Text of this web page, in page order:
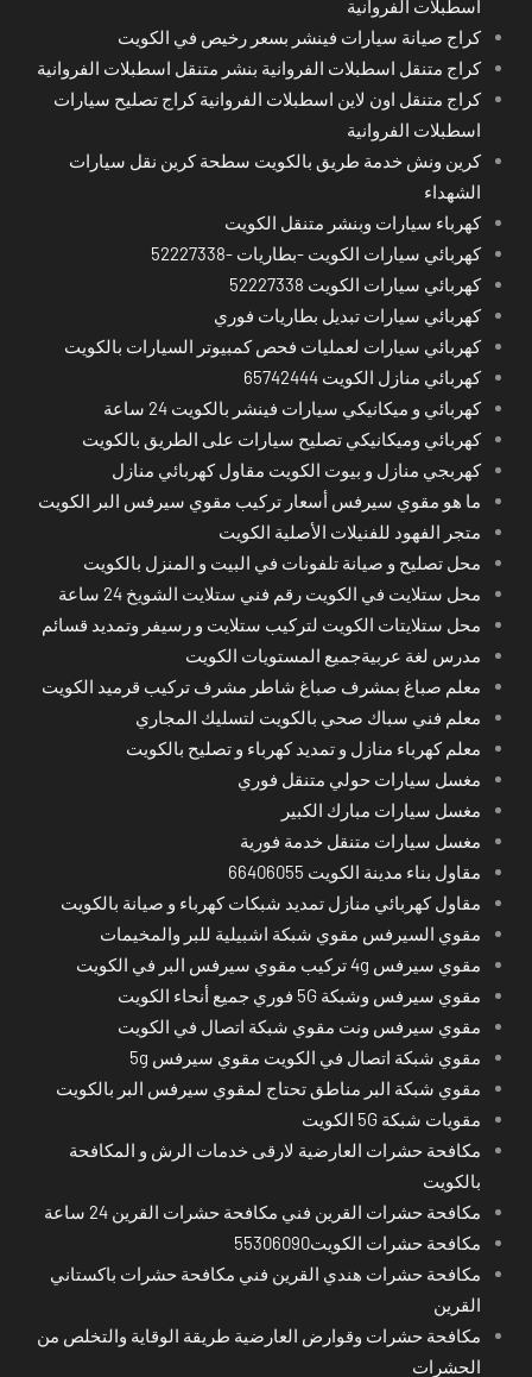
اسطبلات الفروانية
كراج صيانة سيارات فينشر بسعر رخيص في الكويت
كراج متنقل اسطبلات الفروانية بنشر متنقل اسطبلات الفروانية
كراج متنقل اون لاين اسطبلات الفروانية كراج تصليح سيارات
اسطبلات الفروانية
كرين ونش خدمة طريق بالكويت سطحة كرين نقل سيارات
الشهداء
كهرباء سيارات وبنشر متنقل الكويت
كهربائي سيارات الكويت -بطاريات -52227338
كهربائي سيارات الكويت 52227338
كهربائي سيارات تبديل بطاريات فوري
كهربائي سيارات لعمليات فحص كمبيوتر السيارات بالكويت
كهربائي منازل الكويت 65742444
كهربائي و ميكانيكي سيارات فينشر بالكويت 24 ساعة
كهربائي وميكانيكي تصليح سيارات على الطريق بالكويت
كهربجي منازل و بيوت الكويت مقاول كهربائي منازل
ما هو مقوي سيرفس أسعار تركيب مقوي سيرفس البر الكويت
متجر الفهود للفنيلات الأصلية الكويت
محل تصليح و صيانة تلفونات في البيت و المنزل بالكويت
محل ستلايت في الكويت رقم فني ستلايت الشويخ 24 ساعة
محل ستلايتات الكويت لتركيب ستلايت و رسيفر وتمديد قسائم
مدرس لغة عربيةجميع المستويات الكويت
معلم صباغ بمشرف صباغ شاطر مشرف تركيب قرميد الكويت
معلم فني سباك صحي بالكويت لتسليك المجاري
معلم كهرباء منازل و تمديد كهرباء و تصليح بالكويت
مغسل سيارات حولي متنقل فوري
مغسل سيارات مبارك الكبير
مغسل سيارات متنقل خدمة فورية
مقاول بناء مدينة الكويت 66406055
مقاول كهربائي منازل تمديد شبكات كهرباء و صيانة بالكويت
مقوي السيرفس مقوي شبكة اشبيلية للبر والمخيمات
مقوي سيرفس 4g تركيب مقوي سيرفس البر في الكويت
مقوي سيرفس وشبكة 5G فوري جميع أنحاء الكويت
مقوي سيرفس ونت مقوي شبكة اتصال في الكويت
مقوي شبكة اتصال في الكويت مقوي سيرفس 5g
مقوي شبكة البر مناطق تحتاج لمقوي سيرفس البر بالكويت
مقويات شبكة 5G الكويت
مكافحة حشرات العارضية لارقى خدمات الرش و المكافحة
بالكويت
مكافحة حشرات القرين فني مكافحة حشرات القرين 24 ساعة
مكافحة حشرات الكويت55306090
مكافحة حشرات هندي القرين فني مكافحة حشرات باكستاني
القرين
مكافحة حشرات وقوارض العارضية طريقة الوقاية والتخلص من
الحشرات